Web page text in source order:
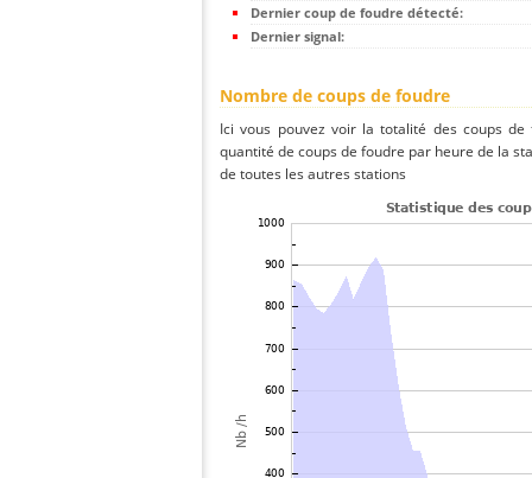
Dernier coup de foudre détecté:
Dernier signal:
Nombre de coups de foudre
Ici vous pouvez voir la totalité des coups
quantité de coups de foudre par heure de la
de toutes les autres stations